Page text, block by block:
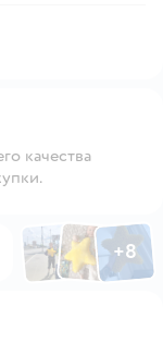
качества
ФотоФотоФото
+8
Открыть